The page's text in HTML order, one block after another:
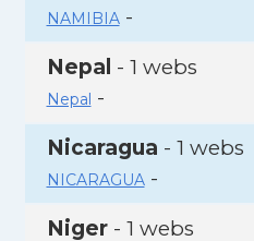
NAMIBIA-
Nepal - 1 webs
Nepal -
Nicaragua - 1 webs
NICARAGUA-
Niger- 1 webs